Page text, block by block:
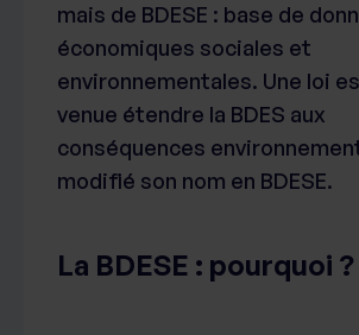
mais de BDESE : base de
économiques sociales et
environnementales. Une loi
venue étendre la BDES aux
conséquences
modifié son nom en BDESE.
La BDESE : pourquoi ?